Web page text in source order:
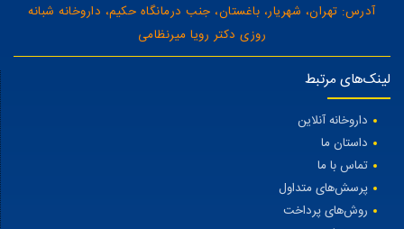
آدرس: تهران، شهریار، باغستان، جنب درمانگاه حکیم، داروخانه شبانه
روزی دکتر رویا میرنظامی
لینک‌های مرتبط
داروخانه آنلاین
داستان ما
تماس با ما
پرسش‌های متداول
روش‌های پرداخت